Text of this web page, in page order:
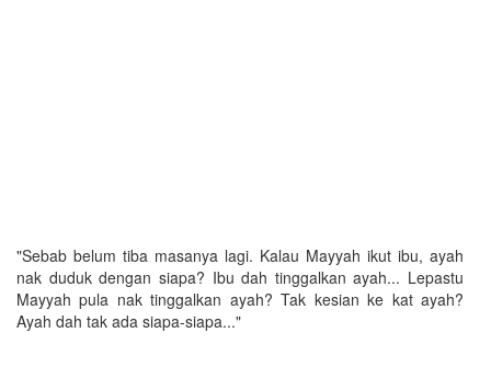
"Sebab belum tiba masanya lagi. Kalau Mayyah ikut ibu, ayah
nak duduk dengan siapa? Ibu dah tinggalkan ayah... Lepastu
Mayyah pula nak tinggalkan ayah? Tak kesian ke kat ayah?
Ayah dah tak ada siapa-siapa..."